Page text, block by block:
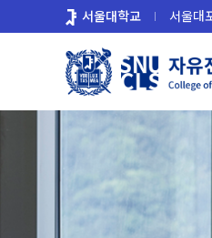
로
서울대학교 서울대